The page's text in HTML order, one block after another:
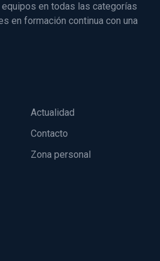
en todas las categorías
en formación continua con una
Actualidad
Contacto
Zona personal